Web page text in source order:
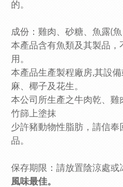
的。
成份：雞肉、砂糖、魚露(魚
本產品含有魚類及其製品，
用。
本產品生產製程廠房,其設
麻、椰子及花生。
本公司所生產之牛肉乾、雞
竹篩上塗抹
少許豬動物性脂肪，請信奉
品。
保存期限：請放置陰涼處或
風味最佳。